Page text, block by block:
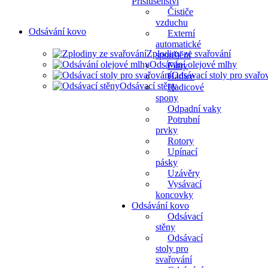
Čističe
vzduchu
Externí
automatické
spouštění
Filtry
Hadice
Hadicové
spony
Odpadní vaky
Potrubní
prvky
Rotory
Upínací
pásky
Uzávěry
Vysávací
koncovky
Odsávání kovo
Odsávací
stěny
Odsávací
stoly pro
svařování
Odsávání kovo
Zplodiny ze svařování
Odsávání olejové mlhy
Odsávací stoly pro
Odsávací stěny